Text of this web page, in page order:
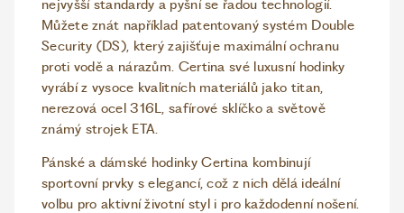
nejvyšší standardy a pyšní se řadou technologií.
Můžete znát například patentovaný systém Double
Security (DS), který zajišťuje maximální ochranu
proti vodě a nárazům. Certina své luxusní hodinky
vyrábí z vysoce kvalitních materiálů jako titan,
nerezová ocel 316L, safírové sklíčko a světově
známý strojek ETA.
Pánské a dámské hodinky Certina kombinují
sportovní prvky s elegancí, což z nich dělá ideální
volbu pro aktivní životní styl i pro každodenní nošení.